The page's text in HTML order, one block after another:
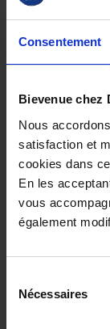
Consentement
Bievenue chez
Nous
satisfaction et
cookies dans
En les
vous
également
Nécessaires
64 080€